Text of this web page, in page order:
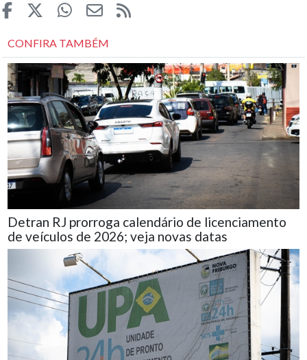
CONFIRA TAMBÉM
Detran RJ prorroga calendário de licenciamento
de veículos de 2026; veja novas datas